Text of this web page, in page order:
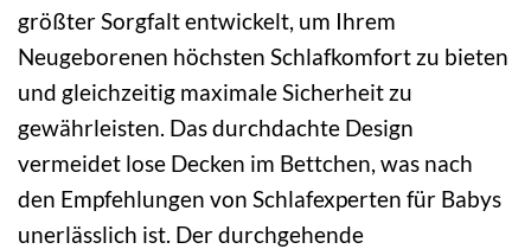
größter Sorgfalt entwickelt, um Ihrem
Neugeborenen höchsten Schlafkomfort zu bieten
und gleichzeitig maximale Sicherheit zu
gewährleisten. Das durchdachte Design
vermeidet lose Decken im Bettchen, was nach
den Empfehlungen von Schlafexperten für Babys
unerlässlich ist. Der durchgehende